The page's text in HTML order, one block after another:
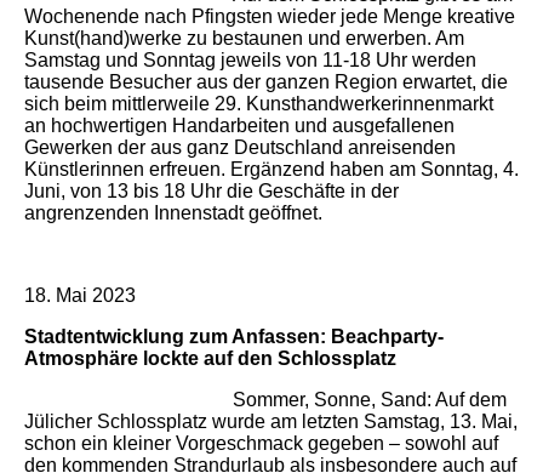
Wochenende nach Pfingsten wieder jede Menge kreative
Kunst(hand)werke zu bestaunen und erwerben. Am
Samstag und Sonntag jeweils von 11-18 Uhr werden
tausende Besucher aus der ganzen Region erwartet, die
sich beim mittlerweile 29. Kunsthandwerkerinnenmarkt
an hochwertigen Handarbeiten und ausgefallenen
Gewerken der aus ganz Deutschland anreisenden
Künstlerinnen erfreuen. Ergänzend haben am Sonntag, 4.
Juni, von 13 bis 18 Uhr die Geschäfte in der
angrenzenden Innenstadt geöffnet.
18. Mai 2023
Stadtentwicklung zum Anfassen: Beachparty-
Atmosphäre lockte auf den Schlossplatz
Sommer, Sonne, Sand: Auf dem
Jülicher Schlossplatz wurde am letzten Samstag, 13. Mai,
schon ein kleiner Vorgeschmack gegeben – sowohl auf
den kommenden Strandurlaub als insbesondere auch auf